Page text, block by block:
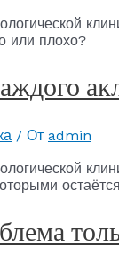
или плохо?
/ От admin